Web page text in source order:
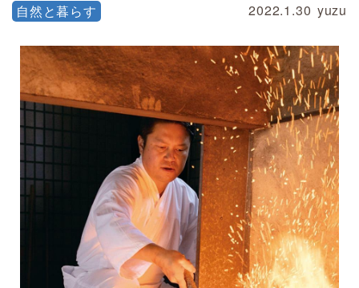
自然と暮らす 2022.1.30 yuzu